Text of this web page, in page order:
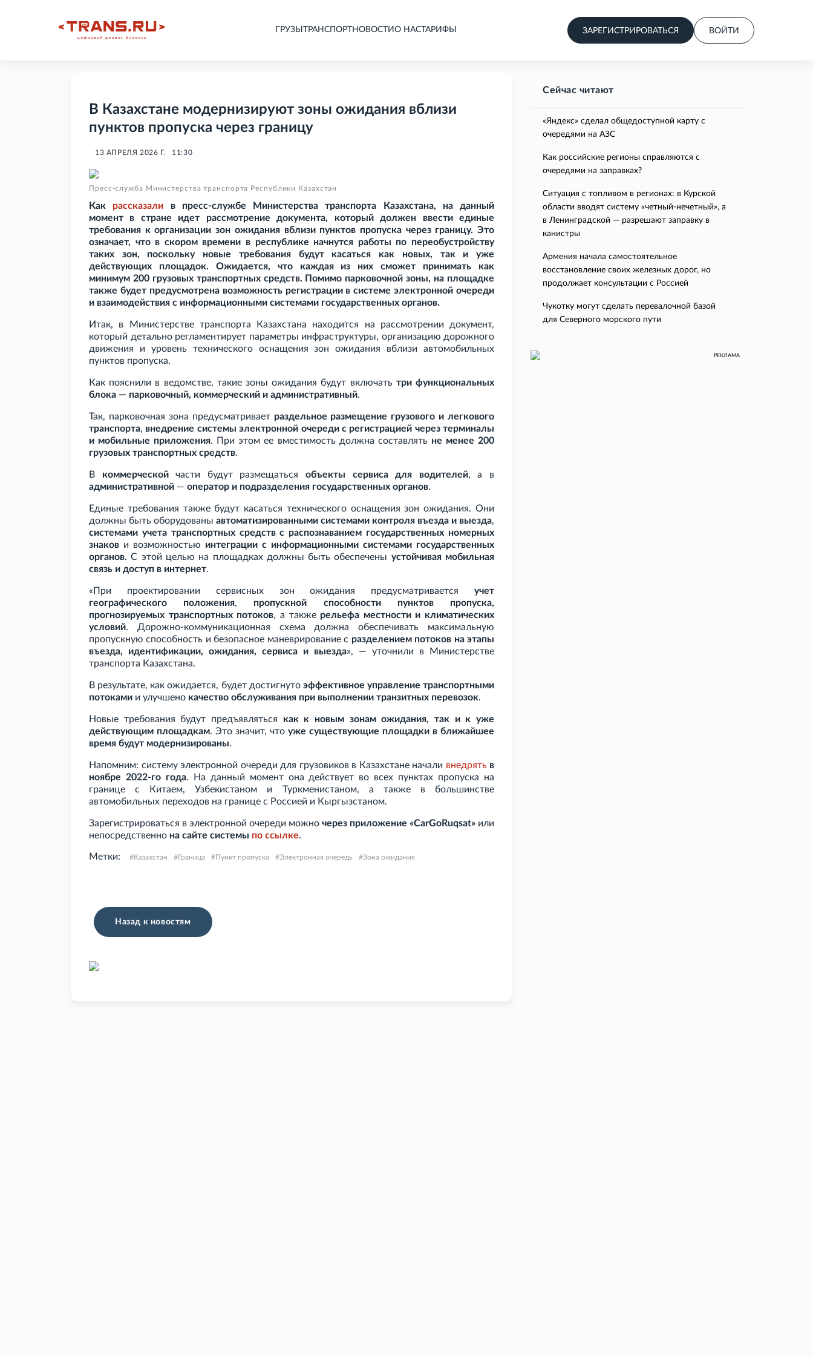
ГРУЗЫ ТРАНСПОРТНОВОСТИ О НАСТАРИФЫ ЗАРЕГИСТРИРОВАТЬСЯ ВОЙТИ
В Казахстане модернизируют зоны ожидания вблизи
пунктов пропуска через границу
13 АПРЕЛЯ 2026 Г. 11:30
Пресс-служба Министерства транспорта Республики Казахстан
Как рассказали в пресс-службе Министерства транспорта Казахстана, на данный
момент в стране идет рассмотрение документа, который должен ввести единые
требования к организации зон ожидания вблизи пунктов пропуска через границу. Это
означает, что в скором времени в республике начнутся работы по переобустройству
таких зон, поскольку новые требования будут касаться как новых, так и уже
действующих площадок. Ожидается, что каждая из них сможет принимать как
минимум 200 грузовых транспортных средств. Помимо парковочной зоны, на площадке
также будет предусмотрена возможность регистрации в системе электронной очереди
и взаимодействия с информационными системами государственных органов.
Итак, в Министерстве транспорта Казахстана находится на рассмотрении документ,
который детально регламентирует параметры инфраструктуры, организацию дорожного
движения и уровень технического оснащения зон ожидания вблизи автомобильных
пунктов пропуска.
Как пояснили в ведомстве, такие зоны ожидания будут включать три функциональных
блока — парковочный, коммерческий и административный.
Так, парковочная зона предусматривает раздельное размещение грузового и легкового
транспорта, внедрение системы электронной очереди с регистрацией через терминалы
и мобильные приложения. При этом ее вместимость должна составлять не менее 200
грузовых транспортных средств.
В коммерческойчасти будут размещатьсяобъекты сервиса для водителей, а в
административной — оператор и подразделения государственных органов.
Единые требования также будут касаться технического оснащения зон ожидания. Они
должны быть оборудованы автоматизированными системами контроля въезда и выезда,
системами учета транспортных средств с распознаванием государственных номерных
знаков и возможностью интеграции с информационными системами государственных
органов. С этой целью на площадках должны быть обеспечены устойчивая мобильная
связь и доступ в интернет.
«При проектировании сервисных зон ожидания предусматривается учет
географического положения, пропускной способности пунктов пропуска,
прогнозируемых транспортных потоков, а также рельефа местности и климатических
условий. Дорожно-коммуникационная схема должна обеспечивать максимальную
пропускную способность и безопасное маневрирование с разделением потоков на этапы
въезда, идентификации, ожидания, сервиса и выезда», — уточнили в Министерстве
транспорта Казахстана.
В результате, как ожидается, будет достигнуто эффективное управление транспортными
потоками и улучшено качество обслуживания при выполнении транзитных перевозок.
Новые требования будут предъявляться как к новым зонам ожидания, так и к уже
действующим площадкам. Это значит, что уже существующие площадки в ближайшее
время будут модернизированы.
Напомним: систему электронной очереди для грузовиков в Казахстане начали внедрять в
ноябре 2022-го года. На данный момент она действует во всех пунктах пропуска на
границе с Китаем, Узбекистаном и Туркменистаном, а также в большинстве
автомобильных переходов на границе с Россией и Кыргызстаном.
Зарегистрироваться в электронной очереди можно через приложение «CarGoRuqsat» или
непосредственно на сайте системы по ссылке.
Метки: Казахстан Граница Пункт пропуска Электронная очередь Зона ожидания
Назад к новостям
Сейчас читают
«Яндекс» сделал общедоступной карту с
очередями на АЗС
Как российские регионы справляются с
очередями на заправках?
Ситуация с топливом в регионах: в Курской
области вводят систему «четный-нечетный», а
в Ленинградской — разрешают заправку в
канистры
Армения начала самостоятельное
восстановление своих железных дорог, но
продолжает консультации с Россией
Чукотку могут сделать перевалочной базой
для Северного морского пути
РЕКЛАМА